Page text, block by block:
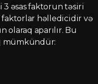
əsas faktorun təsiri
faktorlar həlledicidir və
aparılır. Bu
mümkündür: